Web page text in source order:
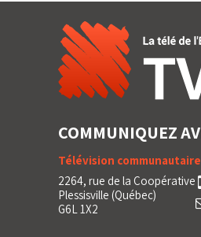
COMMUNIQUEZ
Télévision
2264, rue de la Coopérative
Plessisville (Québec)
G6L 1X2